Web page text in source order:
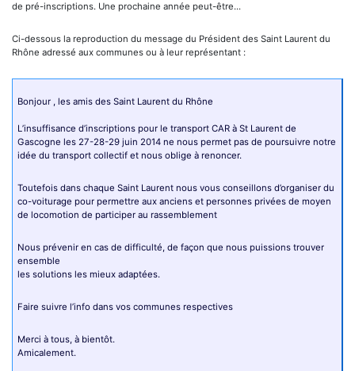
de pré-inscriptions. Une prochaine année peut-être...
Ci-dessous la reproduction du message du Président des Saint Laurent du
Rhône adressé aux communes ou à leur représentant :
Bonjour , les amis des Saint Laurent du Rhône
L’insuffisance d’inscriptions pour le transport CAR à St Laurent de
Gascogne les 27-28-29 juin 2014 ne nous permet pas de poursuivre notre
idée du transport collectif et nous oblige à renoncer.
Toutefois dans chaque Saint Laurent nous vous conseillons d’organiser du
co-voiturage pour permettre aux anciens et personnes privées de moyen
de locomotion de participer au rassemblement
Nous prévenir en cas de difficulté, de façon que nous puissions trouver
ensemble
les solutions les mieux adaptées.
Faire suivre l’info dans vos communes respectives
Merci à tous, à bientôt.
Amicalement.